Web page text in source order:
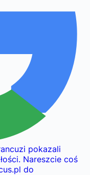
pokazali
Nareszcie coś
do